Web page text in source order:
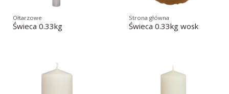
Ołtarzowe
Świeca 0.33kg
Strona główna
Świeca 0.33kg wosk